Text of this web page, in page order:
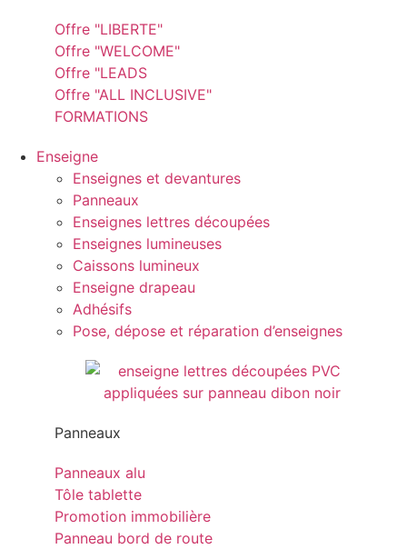
Offre "LIBERTE"
Offre "WELCOME"
Offre "LEADS
Offre "ALL INCLUSIVE"
FORMATIONS
Enseigne
Enseignes et devantures
Panneaux
Enseignes lettres découpées
Enseignes lumineuses
Caissons lumineux
Enseigne drapeau
Adhésifs
Pose, dépose et réparation d’enseignes
Panneaux
Panneaux alu
Tôle tablette
Promotion immobilière
Panneau bord de route